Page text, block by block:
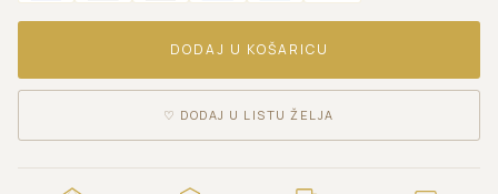
DODAJ U KOŠARICU
♡ DODAJ U LISTU ŽELJA